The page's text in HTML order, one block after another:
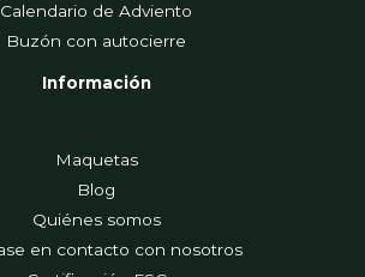
Calendario de Adviento
Buzón con autocierre
Información
Maquetas
Blog
Quiénes somos
en contacto con nosotros